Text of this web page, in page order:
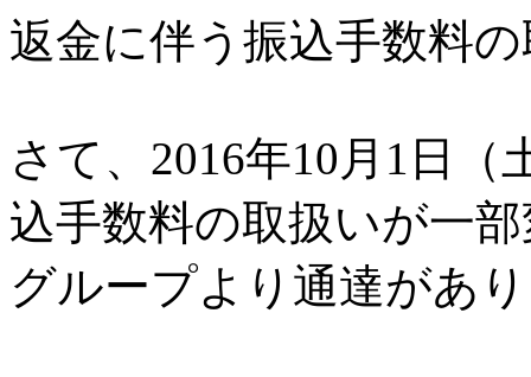
返金に伴う振込手数料
さて、2016年10月1日
込手数料の取扱いが一
グループより通達があ